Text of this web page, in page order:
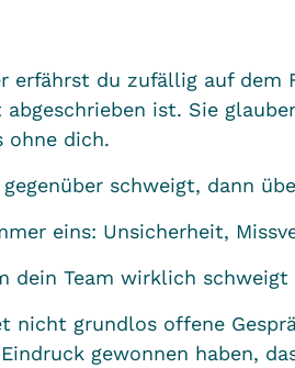
erfährst du zufällig auf dem
abgeschrieben ist. Sie
ohne dich.
gegenüber schweigt, dann
eins: Unsicherheit,
dein Team wirklich
nicht grundlos offene
gewonnen haben,